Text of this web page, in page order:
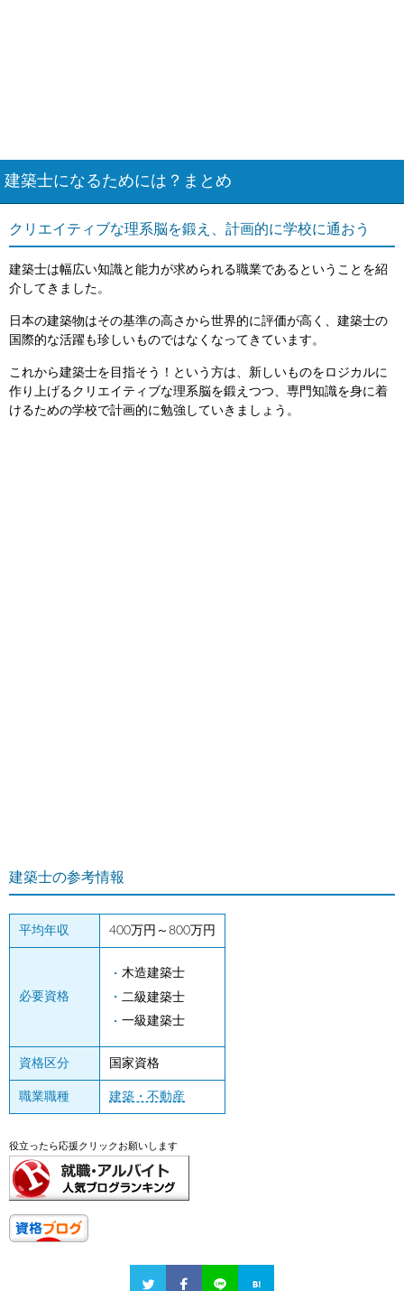
建築士になるためには？まとめ
クリエイティブな理系脳を鍛え、計画的に学校に通おう
建築士は幅広い知識と能力が求められる職業であるということを紹
介してきました。
日本の建築物はその基準の高さから世界的に評価が高く、建築士の
国際的な活躍も珍しいものではなくなってきています。
これから建築士を目指そう！という方は、新しいものをロジカルに
作り上げるクリエイティブな理系脳を鍛えつつ、専門知識を身に着
けるための学校で計画的に勉強していきましょう。
建築士の参考情報
平均年収 400万円～800万円
必要資格
木造建築士
二級建築士
一級建築士
資格区分 国家資格
職業職種 建築・不動産
役立ったら応援クリックお願いします